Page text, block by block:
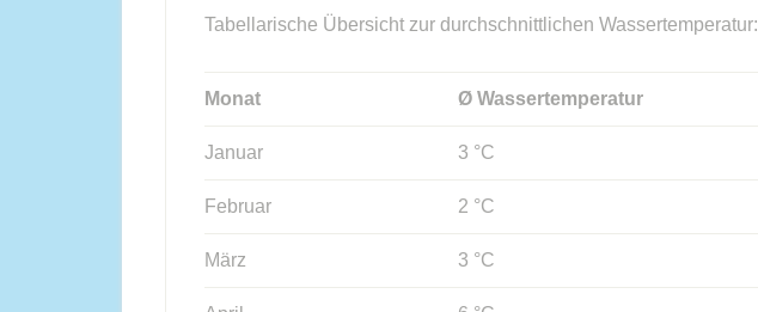
Tabellarische Übersicht zur durchschnittlichen Wassertemperatur:
Monat Ø Wassertemperatur
Januar 3 °C
Februar 2 °C
März 3 °C